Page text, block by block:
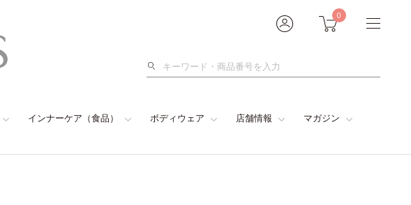
0
検
インナーケア（食品） ボディウェア 店舗情報 マガジン